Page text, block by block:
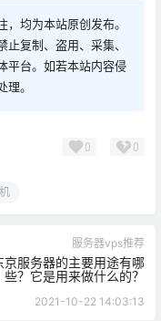
均为本站原创发布。
复制、盗用、采集、
平台。如若本站内容侵
。
0 0
服务器vps推荐
京服务器的主要用途有哪
些？它是用来做什么的？
2021-10-22 14:03:13